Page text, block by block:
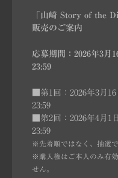
「山崎 Story of the
販売のご案内
応募期間：2026年3月
23:59
■第1回：2026年3月
23:59
■第2回：2026年4月1
23:59
※先着順ではなく、抽選で
※購入権はご本人のみ有
せん。